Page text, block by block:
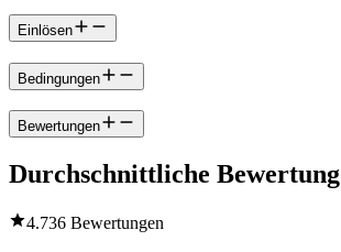
Einlösen
Bedingungen
Bewertungen
Durchschnittliche Bewertung
4.736 Bewertungen